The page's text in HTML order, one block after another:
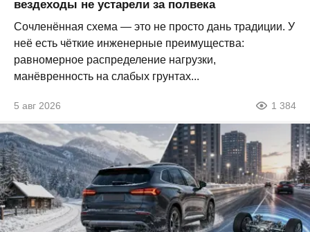
вездеходы не устарели за полвека
Сочленённая схема — это не просто дань традиции. У
неё есть чёткие инженерные преимущества:
равномерное распределение нагрузки,
манёвренность на слабых грунтах...
5 авг 2026 1 384